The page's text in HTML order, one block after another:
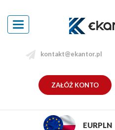
Toggle
navigation
kontakt@ekantor.pl
ZAŁÓŻ KONTO
EURPLN